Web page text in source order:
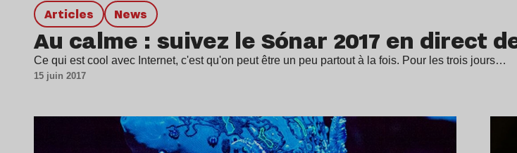
Articles news
Au calme : suivez le Sónar 2017 en direct
Ce qui est cool avec Internet, c'est qu'on peut être un peu partout à la fois. Pour les trois jours…
15 juin 2017